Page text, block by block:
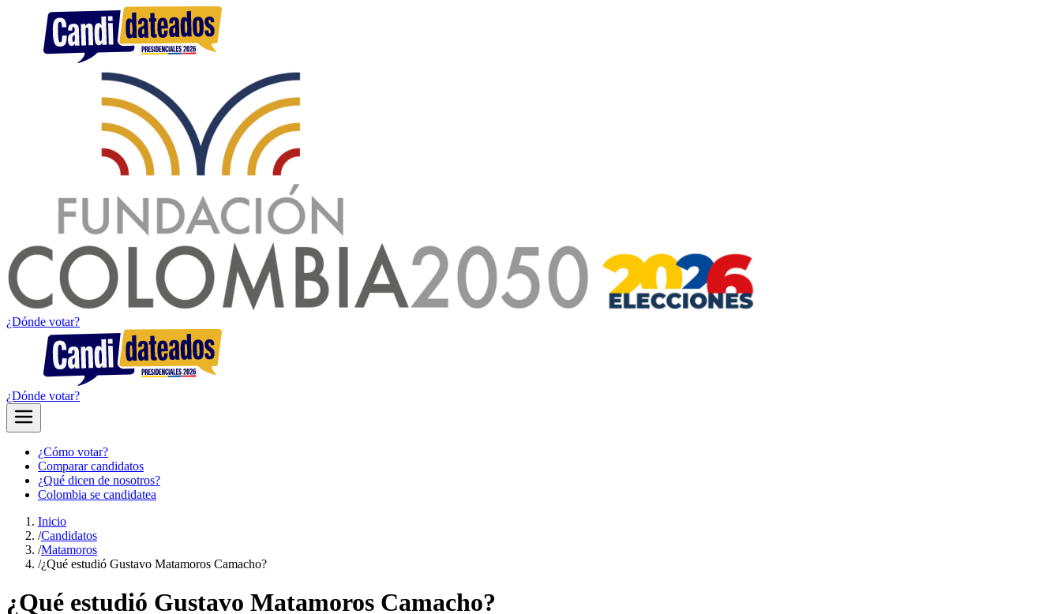
¿Dónde votar?
¿Dónde votar?
¿Cómo votar?
Comparar candidatos
¿Qué dicen de nosotros?
Colombia se candidatea
Inicio
/Candidatos
/Matamoros
/¿Qué estudió Gustavo Matamoros Camacho?
¿Qué estudió Gustavo Matamoros Camacho?